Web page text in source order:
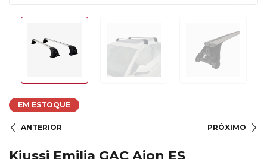
EM ESTOQUE
ANTERIOR PRÓXIMO
Kiussi Emilia GAC Aion ES